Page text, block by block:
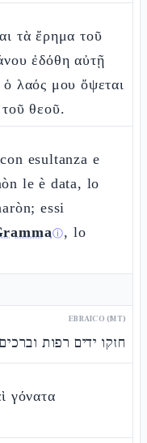
τὰ ἔρημα τοῦ
ἐδόθη αὐτῇ
λαός μου ὄψεται
θεοῦ.
esultanza e
le è data, lo
essi
ⓘ, lo
EBRAICO (MT)
חזקו ידים רפות
γόνατα